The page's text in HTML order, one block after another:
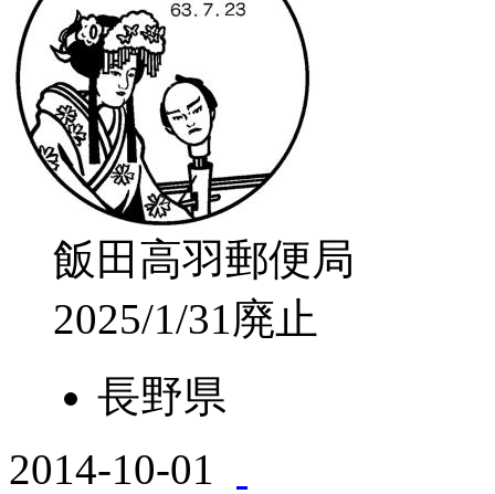
飯田高羽郵便局
2025/1/31廃止
長野県
2014-10-01